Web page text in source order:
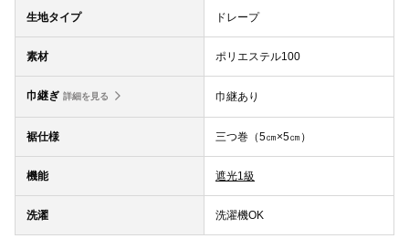
生地タイプ ドレープ
素材 ポリエステル100
巾継ぎ 詳細を見る 巾継あり
裾仕様 三つ巻（5㎝×5㎝）
機能 遮光1級
洗濯 洗濯機OK